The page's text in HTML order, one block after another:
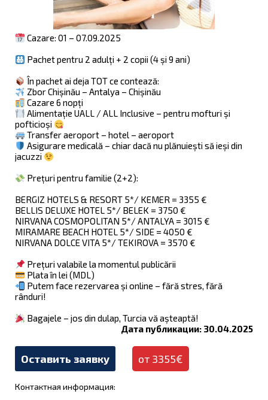
Cazare: 01 – 07.09.2025
Pachet pentru 2 adulți + 2 copii (4 și 9 ani)
În pachet ai deja TOT ce contează:
Zbor Chișinău – Antalya – Chișinău
Cazare 6 nopți
Alimentație UALL / ALL Inclusive – pentru mofturi și
pofticioși
Transfer aeroport – hotel – aeroport
Asigurare medicală – chiar dacă nu plănuiești să ieși din
jacuzzi
Prețuri pentru familie (2+2):
BERGIZ HOTELS & RESORT 5*/ KEMER = 3355 €
BELLIS DELUXE HOTEL 5*/ BELEK = 3750 €
NIRVANA COSMOPOLITAN 5*/ ANTALYA = 3015 €
MIRAMARE BEACH HOTEL 5*/ SIDE = 4050 €
NIRVANA DOLCE VITA 5*/ TEKIROVA = 3570 €
Prețuri valabile la momentul publicării
Plata în lei (MDL)
Putem face rezervarea și online – fără stres, fără
rânduri!
Bagajele – jos din dulap, Turcia vă așteaptă!
Дата публикации: 30.04.2025
Оставить заявку от 3355€
Контактная информация: